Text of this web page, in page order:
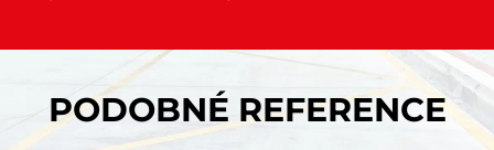
PODOBNÉ REFERENCE